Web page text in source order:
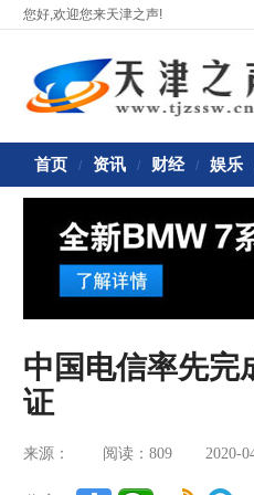
您好,欢迎您来天津之声!
首页 / 资讯 / 财经 / 娱乐
中国电信率先完
证
来源： 阅读：809 2020-